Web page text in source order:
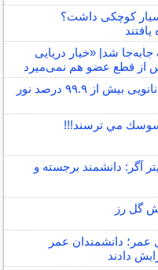
کوچکی داشت؟
شد| «خیار دریایی
از قطع عضو هم نمی‌میرد
سیاه‌تر از همیشه؛ رنگ نانویی بیش از ۹۹.۹ درصد نور
سوسك مي ترسند!!!
آگر: دانشمند برجسته و
گل رز
دانشمندان عمر